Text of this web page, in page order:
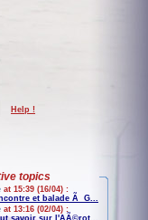
Help !
topics
at 15:39 (16/04) :
et balade Ã G...
at 13:16 (02/04) :
savoir sur l'AÃ©rot...